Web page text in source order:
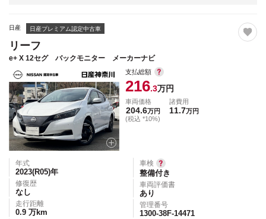
日産 日産プレミアム認定中古車
リーフ
e+ X 12セグ バックモニター メーカーナビ
支払総額
216.3万円
車両価格
204.6万円
(税込 *10%)
諸費用
11.7万円
年式
2023(R05)年
修復歴
なし
走行距離
0.9 万km
車検
整備付き
車両評価書
あり
管理番号
1300-38F-14471